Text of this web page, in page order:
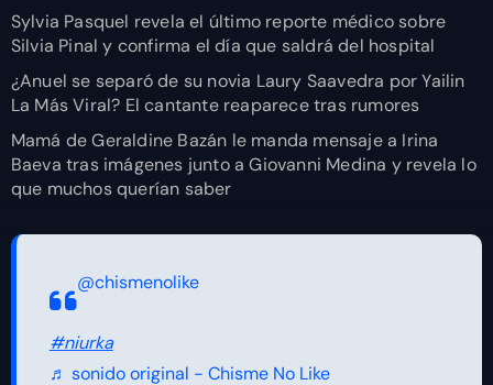
Sylvia Pasquel revela el último reporte médico sobre
Silvia Pinal y confirma el día que saldrá del hospital
¿Anuel se separó de su novia Laury Saavedra por Yailin
La Más Viral? El cantante reaparece tras rumores
Mamá de Geraldine Bazán le manda mensaje a Irina
Baeva tras imágenes junto a Giovanni Medina y revela lo
que muchos querían saber
@chismenolike
#niurka
♬ sonido original - Chisme No Like